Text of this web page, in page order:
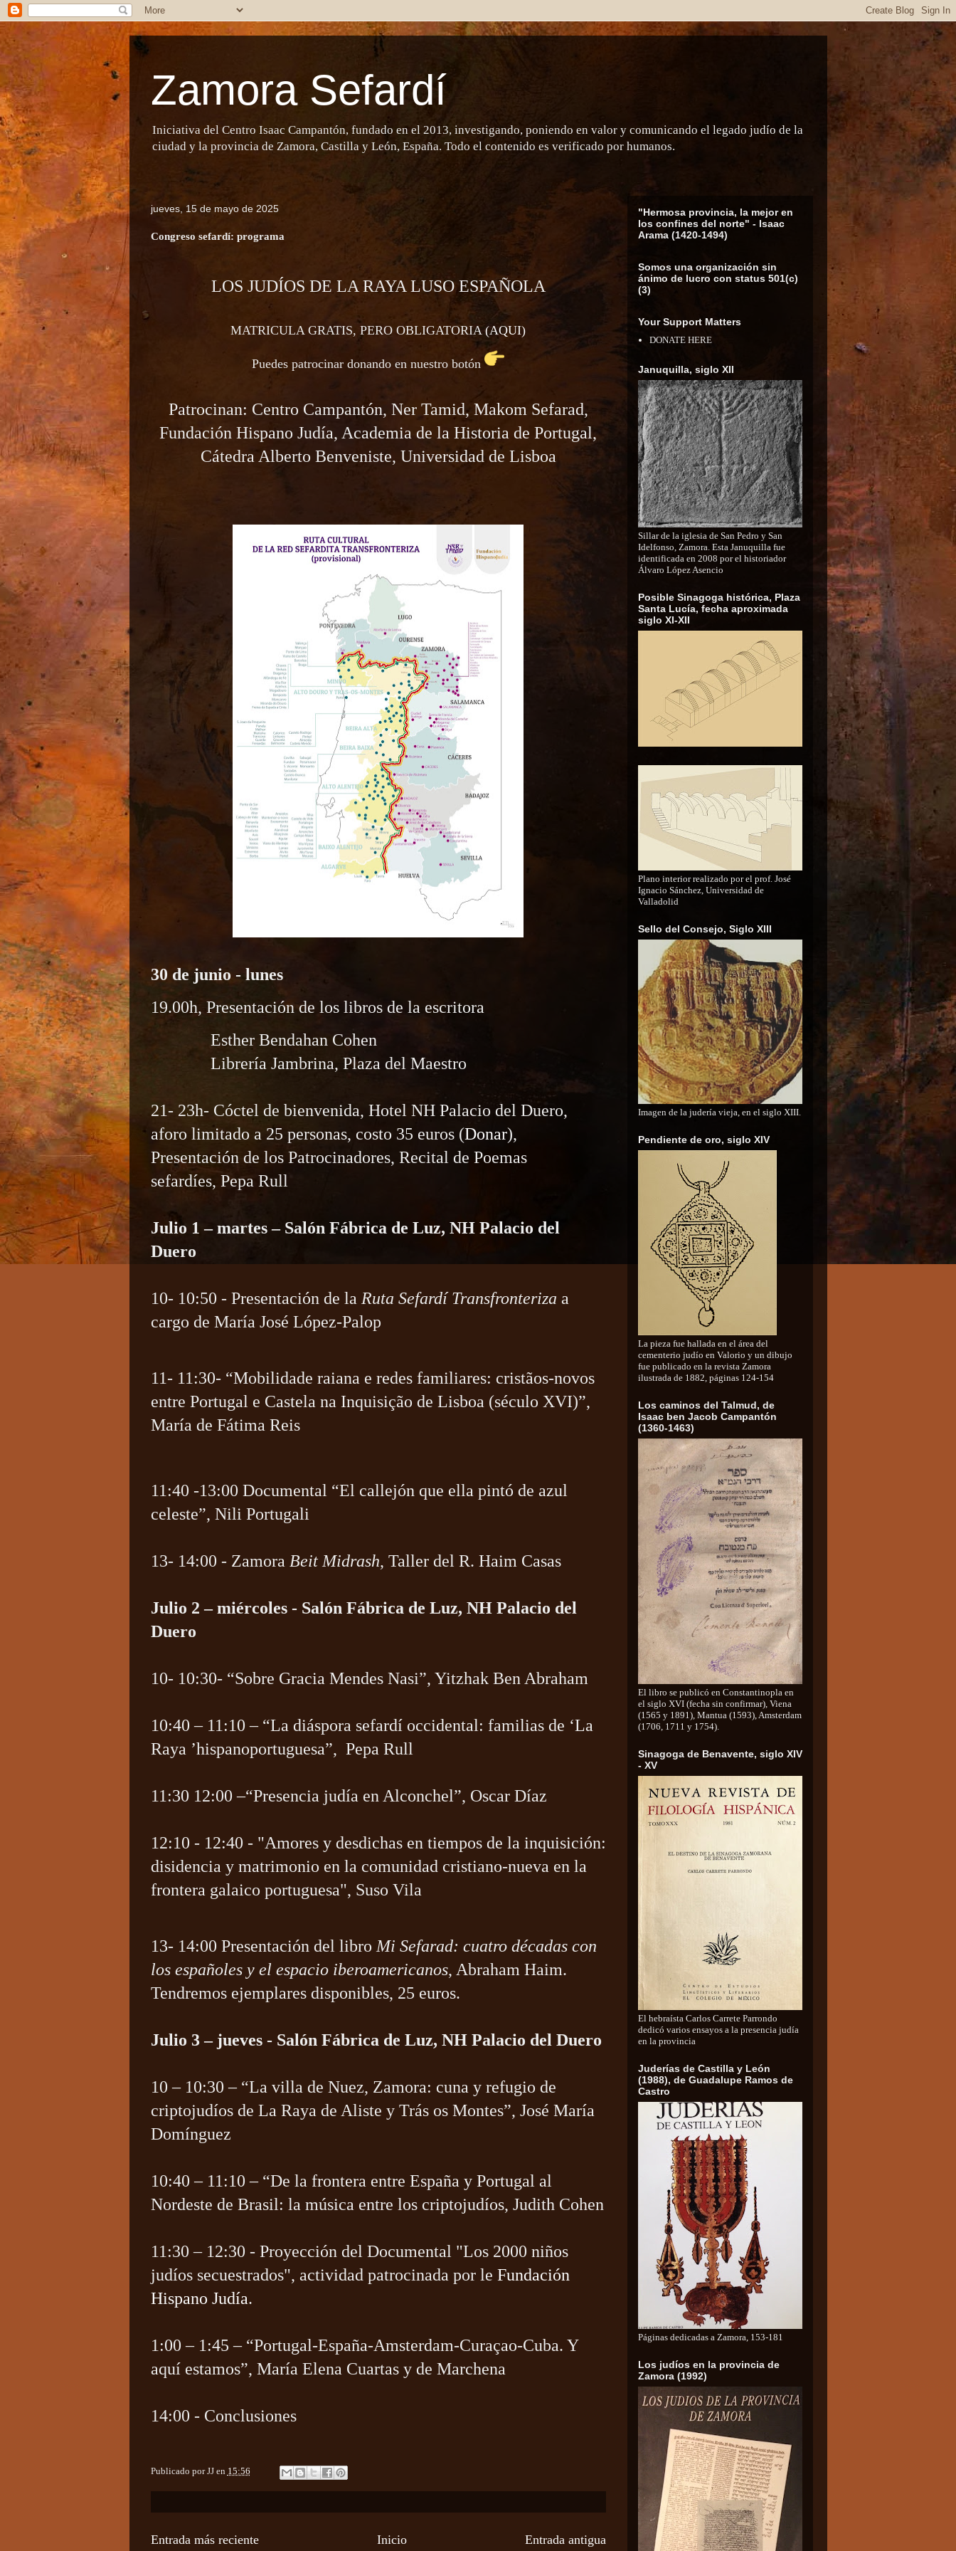
Zamora Sefardí
Iniciativa del Centro Isaac Campantón, fundado en el 2013, investigando, poniendo en valor y comunicando el legado judío de la
ciudad y la provincia de Zamora, Castilla y León, España. Todo el contenido es verificado por humanos.
jueves, 15 de mayo de 2025
Congreso sefardí: programa
LOS JUDÍOS DE LA RAYA LUSO ESPAÑOLA
MATRICULA GRATIS, PERO OBLIGATORIA(AQUI)
Puedes patrocinar donando en nuestro botón
Patrocinan: Centro Campantón, Ner Tamid, Makom Sefarad,
Fundación Hispano Judía, Academia de la Historia de Portugal,
Cátedra Alberto Benveniste, Universidad de Lisboa
30 de junio - lunes
19.00h, Presentación de los libros de la escritora
Esther Bendahan Cohen
Librería Jambrina, Plaza del Maestro
21- 23h- Cóctel de bienvenida, Hotel NH Palacio del Duero,
aforo limitado a 25 personas, costo 35 euros (Donar),
Presentación de los Patrocinadores, Recital de Poemas
sefardíes, Pepa Rull
Julio 1 – martes – Salón Fábrica de Luz, NH Palacio del
Duero
10- 10:50 - Presentación de la Ruta Sefardí Transfronteriza a
cargo de María José López-Palop
11- 11:30- “Mobilidade raiana e redes familiares: cristãos-novos
entre Portugal e Castela na Inquisição de Lisboa (século XVI)”,
María de Fátima Reis
11:40 -13:00 Documental “El callejón que ella pintó de azul
celeste”, Nili Portugali
13- 14:00 - Zamora Beit Midrash, Taller del R. Haim Casas
Julio 2 – miércoles - Salón Fábrica de Luz, NH Palacio del
Duero
10- 10:30- “Sobre Gracia Mendes Nasi”, Yitzhak Ben Abraham
10:40 – 11:10 – “La diáspora sefardí occidental: familias de ‘La
Raya ’hispanoportuguesa”, Pepa Rull
11:30 12:00 –“Presencia judía en Alconchel”, Oscar Díaz
12:10 - 12:40 - "Amores y desdichas en tiempos de la inquisición:
disidencia y matrimonio en la comunidad cristiano-nueva en la
frontera galaico portuguesa", Suso Vila
13- 14:00 Presentación del libro Mi Sefarad: cuatro décadas con
los españoles y el espacio iberoamericanos, Abraham Haim.
Tendremos ejemplares disponibles, 25 euros.
Julio 3 – jueves - Salón Fábrica de Luz, NH Palacio del Duero
10 – 10:30 – “La villa de Nuez, Zamora: cuna y refugio de
criptojudíos de La Raya de Aliste y Trás os Montes”, José María
Domínguez
10:40 – 11:10 – “De la frontera entre España y Portugal al
Nordeste de Brasil: la música entre los criptojudíos, Judith Cohen
11:30 – 12:30 - Proyección del Documental "Los 2000 niños
judíos secuestrados", actividad patrocinada por le Fundación
Hispano Judía.
1:00 – 1:45 – “Portugal-España-Amsterdam-Curaçao-Cuba. Y
aquí estamos”, María Elena Cuartas y de Marchena
14:00 - Conclusiones
Publicado porJJ en 15:56
Entrada más reciente Entrada antigua
Inicio
"Hermosa provincia, la mejor en
los confines del norte" - Isaac
Arama (1420-1494)
Somos una organización sin
ánimo de lucro con status 501(c)
(3)
Your Support Matters
DONATE HERE
Januquilla, siglo XII
Sillar de la iglesia de San Pedro y San
Idelfonso, Zamora. Esta Januquilla fue
identificada en 2008 por el historiador
Álvaro López Asencio
Posible Sinagoga histórica, Plaza
Santa Lucía, fecha aproximada
siglo XI-XII
Plano interior realizado por el prof. José
Ignacio Sánchez, Universidad de
Valladolid
Sello del Consejo, Siglo XIII
Imagen de la judería vieja, en el siglo XIII.
Pendiente de oro, siglo XIV
La pieza fue hallada en el área del
cementerio judío en Valorio y un dibujo
fue publicado en la revista Zamora
ilustrada de 1882, páginas 124-154
Los caminos del Talmud, de
Isaac ben Jacob Campantón
(1360-1463)
El libro se publicó en Constantinopla en
el siglo XVI (fecha sin confirmar), Viena
(1565 y 1891), Mantua (1593), Amsterdam
(1706, 1711 y 1754).
Sinagoga de Benavente, siglo XIV
- XV
El hebraísta Carlos Carrete Parrondo
dedicó varios ensayos a la presencia judía
en la provincia
Juderías de Castilla y León
(1988), de Guadalupe Ramos de
Castro
Páginas dedicadas a Zamora, 153-181
Los judíos en la provincia de
Zamora (1992)